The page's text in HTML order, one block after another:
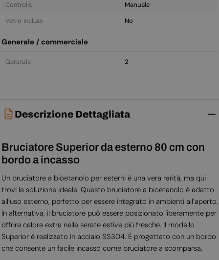
Controllo
Manuale
Vetro incluso
No
Generale / commerciale
Garanzia 2
Descrizione Dettagliata
Bruciatore Superior da esterno 80 cm con
bordo a incasso
Un bruciatore a bioetanolo per esterni è una vera rarità, ma qui
trovi la soluzione ideale. Questo bruciatore a bioetanolo è adatto
all’uso esterno, perfetto per essere integrato in ambienti all’aperto.
In alternativa, il bruciatore può essere posizionato liberamente per
offrire calore extra nelle serate estive più fresche. Il modello
Superior è realizzato in acciaio SS304. È progettato con un bordo
che consente un facile incasso come bruciatore a scomparsa.